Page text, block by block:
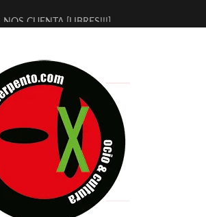
NOS CUENTA [LIBRES!!!]
GUERRERO ZAMORA
DIRECTOR TEATRAL CLAUDIO TOLCACHIR
LA KATARSIS DEL TOMATAZO
[BITÁCORA 3.0] EN EXVITA
EN EXVITA [RELATIVA SENCILLEZ]